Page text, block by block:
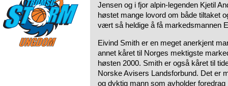
Jensen og i fjor alpin-legenden Kjetil
høstet mange lovord om både tiltaket
vært så heldige å få markedsmannen
Eivind Smith er en meget anerkjent
annet kåret til Norges mektigste
høsten 2000. Smith er også kåret til
Norske Avisers Landsforbund. Det er
og dyktig mann som avholder